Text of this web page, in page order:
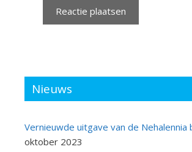
Nieuws
Vernieuwde uitgave van de Nehalennia
oktober 2023